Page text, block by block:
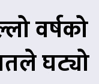
वर्षको
घट्यो